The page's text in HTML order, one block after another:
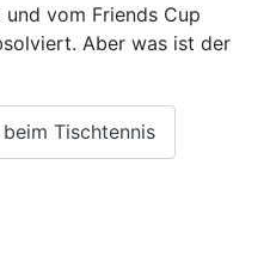
vom Friends Cup
Aber was ist der
Tischtennis